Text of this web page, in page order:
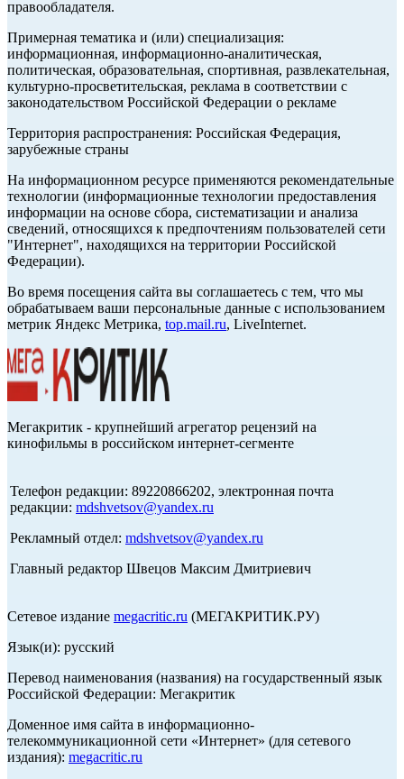
правообладателя.
Примерная тематика и (или) специализация:
информационная, информационно-аналитическая,
политическая, образовательная, спортивная, развлекательная,
культурно-просветительская, реклама в соответствии с
законодательством Российской Федерации о рекламе
Территория распространения: Российская Федерация,
зарубежные страны
На информационном ресурсе применяются рекомендательные
технологии (информационные технологии предоставления
информации на основе сбора, систематизации и анализа
сведений, относящихся к предпочтениям пользователей сети
"Интернет", находящихся на территории Российской
Федерации).
Во время посещения сайта вы соглашаетесь с тем, что мы
обрабатываем ваши персональные данные с использованием
метрик Яндекс Метрика, top.mail.ru, LiveInternet.
Мегакритик - крупнейший агрегатор рецензий на
кинофильмы в российском интернет-сегменте
Телефон редакции: 89220866202, электронная почта
редакции: mdshvetsov@yandex.ru
Рекламный отдел: mdshvetsov@yandex.ru
Главный редактор Швецов Максим Дмитриевич
Сетевое издание megacritic.ru (МЕГАКРИТИК.РУ)
Язык(и): русский
Перевод наименования (названия) на государственный язык
Российской Федерации: Мегакритик
Доменное имя сайта в информационно-
телекоммуникационной сети «Интернет» (для сетевого
издания): megacritic.ru